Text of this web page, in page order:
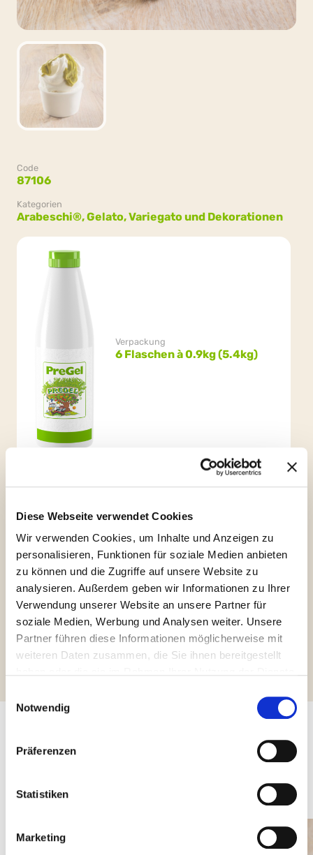
Diese Webseite verwendet Cookies
Wir verwenden Cookies, um Inhalte und Anzeigen zu
personalisieren, Funktionen für soziale Medien anbieten
zu können und die Zugriffe auf unsere Website zu
analysieren. Außerdem geben wir Informationen zu Ihrer
Verwendung unserer Website an unsere Partner für
soziale Medien, Werbung und Analysen weiter. Unsere
Partner führen diese Informationen möglicherweise mit
weiteren Daten zusammen, die Sie ihnen bereitgestellt
Notwendig
Präferenzen
Statistiken
Marketing
Code
87106
Kategorien
Arabeschi®,Gelato,Variegato und Dekorationen
Verpackung
6 Flaschen à 0.9kg (5.4kg)
Palmöl
Weitere Informationen abfragen
Andere Produkte, die Sie